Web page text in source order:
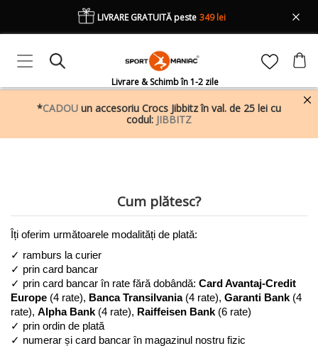
Livrare & Schimb în 1-2 zile
LIVRARE GRATUITĂ peste 349 lei
*CADOU un accesoriu Crocs Jibbitz în val. de 25 lei cu
codul: JIBBITZ
Cum plătesc?
Îți oferim următoarele modalități de plată:
✓ ramburs la curier
✓ prin card bancar
✓ prin card bancar în rate fără dobândă: Card Avantaj-Credit
Europe (4 rate), Banca Transilvania (4 rate), Garanti Bank (4
rate), Alpha Bank (4 rate), Raiffeisen Bank (6 rate)
✓ prin ordin de plată
✓ numerar și card bancar în magazinul nostru fizic